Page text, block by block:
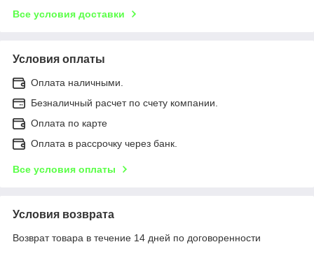
Все условия доставки
Условия оплаты
Оплата наличными.
Безналичный расчет по счету компании.
Оплата по карте
Оплата в рассрочку через банк.
Все условия оплаты
Условия возврата
Возврат товара в течение 14 дней по договоренности